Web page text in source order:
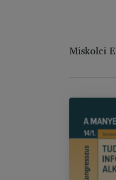
Miskolci